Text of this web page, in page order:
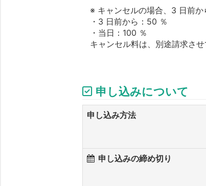
※ キャンセルの場合、3 日前か
・3 日前から：50 ％
・当日：100 ％
キャンセル料は、別途請求させ
申し込みについて
申し込み方法
申し込みの締め切り